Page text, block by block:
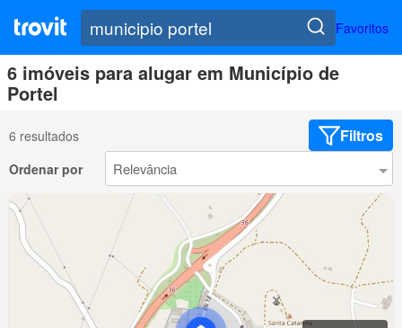
Favoritos
6 imóveis para alugar em Município de
Portel
6 resultados Filtros
Ordenar por